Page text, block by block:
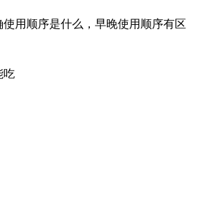
用顺序是什么，早晚使用顺序有区
吃